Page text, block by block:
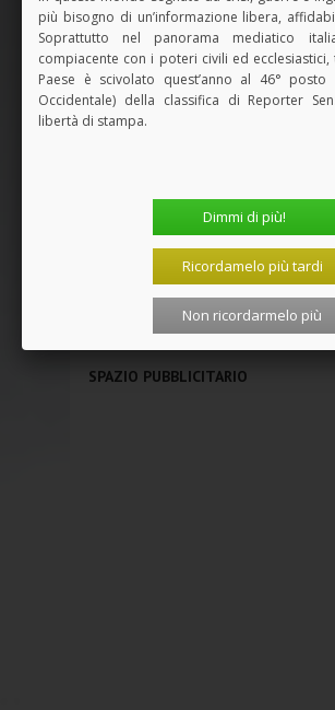
Vedi tutti i Libri
SPAZIO PUBBLICITARIO
più bisogno di un’informazione libera,
Soprattutto nel panorama mediatico
compiacente con i poteri civili ed
Paese è scivolato quest’anno al 46°
Occidentale) della classifica di Reporter
libertà di stampa.
Dimmi di più!
Ricordamelo più tardi
Non ricordarmelo più